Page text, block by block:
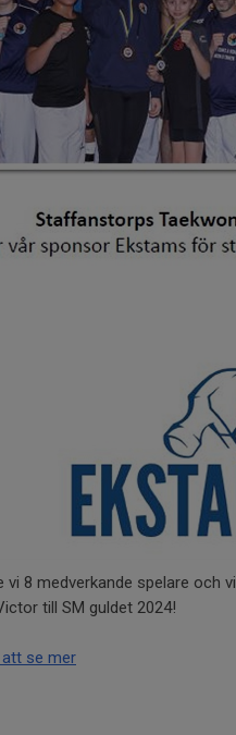
vi 8 medverkande spelare och
till SM guldet 2024!
se mer